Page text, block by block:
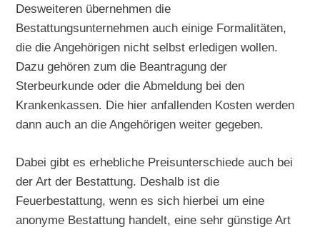
Desweiteren übernehmen die
Bestattungsunternehmen auch einige Formalitäten,
die die Angehörigen nicht selbst erledigen wollen.
Dazu gehören zum die Beantragung der
Sterbeurkunde oder die Abmeldung bei den
Krankenkassen. Die hier anfallenden Kosten werden
dann auch an die Angehörigen weiter gegeben.
Dabei gibt es erhebliche Preisunterschiede auch bei
der Art der Bestattung. Deshalb ist die
Feuerbestattung, wenn es sich hierbei um eine
anonyme Bestattung handelt, eine sehr günstige Art